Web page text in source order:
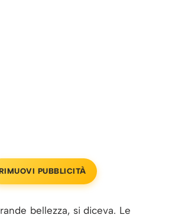
PUBBLICITÀ
bellezza, si diceva. Le